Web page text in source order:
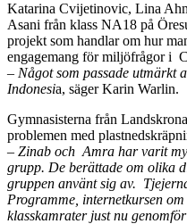
Katarina Cvijetinovic, Lina
Asani från klass NA18 på
projekt som handlar om hur
engagemang för miljöfrågor i
– Något som passade utmärkt
Indonesia, säger Karin Warlin.
Gymnasisterna från
problemen med
– Zinab och Amra har varit
grupp. De berättade om olika
gruppen använt sig av.
Programme, internetkursen
klasskamrater just nu